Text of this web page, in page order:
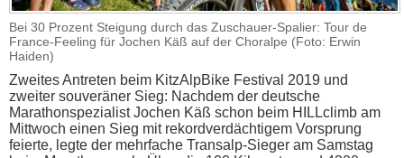
Bei 30 Prozent Steigung durch das Zuschauer-Spalier: Tour de
France-Feeling für Jochen Käß auf der Choralpe (Foto: Erwin
Haiden)
Zweites Antreten beim KitzAlpBike Festival 2019 und
zweiter souveräner Sieg: Nachdem der deutsche
Marathonspezialist Jochen Käß schon beim HILLclimb am
Mittwoch einen Sieg mit rekordverdächtigem Vorsprung
feierte, legte der mehrfache Transalp-Sieger am Samstag